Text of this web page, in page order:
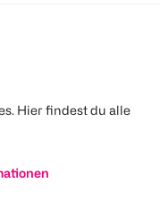
Hier findest du alle